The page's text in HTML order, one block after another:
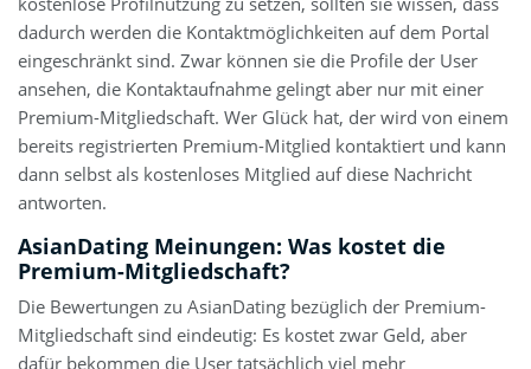
dadurch werden die Kontaktmöglichkeiten auf dem Portal
eingeschränkt sind. Zwar können sie die Profile der User
ansehen, die Kontaktaufnahme gelingt aber nur mit einer
Premium-Mitgliedschaft. Wer Glück hat, der wird von einem
bereits registrierten Premium-Mitglied kontaktiert und kann
dann selbst als kostenloses Mitglied auf diese Nachricht
antworten.
AsianDating Meinungen: Was kostet die
Premium-Mitgliedschaft?
Die Bewertungen zu AsianDating bezüglich der Premium-
Mitgliedschaft sind eindeutig: Es kostet zwar Geld, aber
dafür bekommen die User tatsächlich viel mehr